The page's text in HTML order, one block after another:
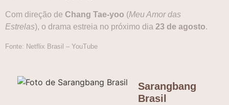
Com direção de Chang Tae-yoo (Meu Amor das
Estrelas), o drama estreia no próximo dia 23 de agosto.
Fonte: Netflix Brasil – YouTube
Sarangbang
Brasil